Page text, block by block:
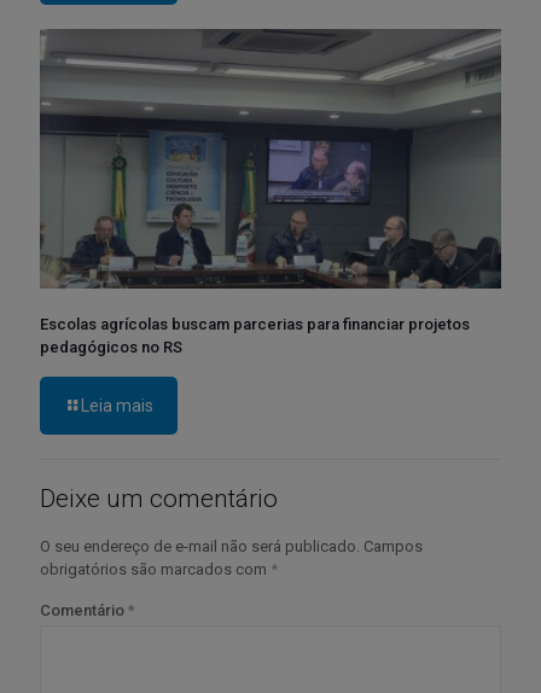
Escolas agrícolas buscam parcerias para financiar projetos
pedagógicos no RS
Leia mais
Deixe um comentário
O seu endereço de e-mail não será publicado. Campos
obrigatórios são marcados com *
Comentário *